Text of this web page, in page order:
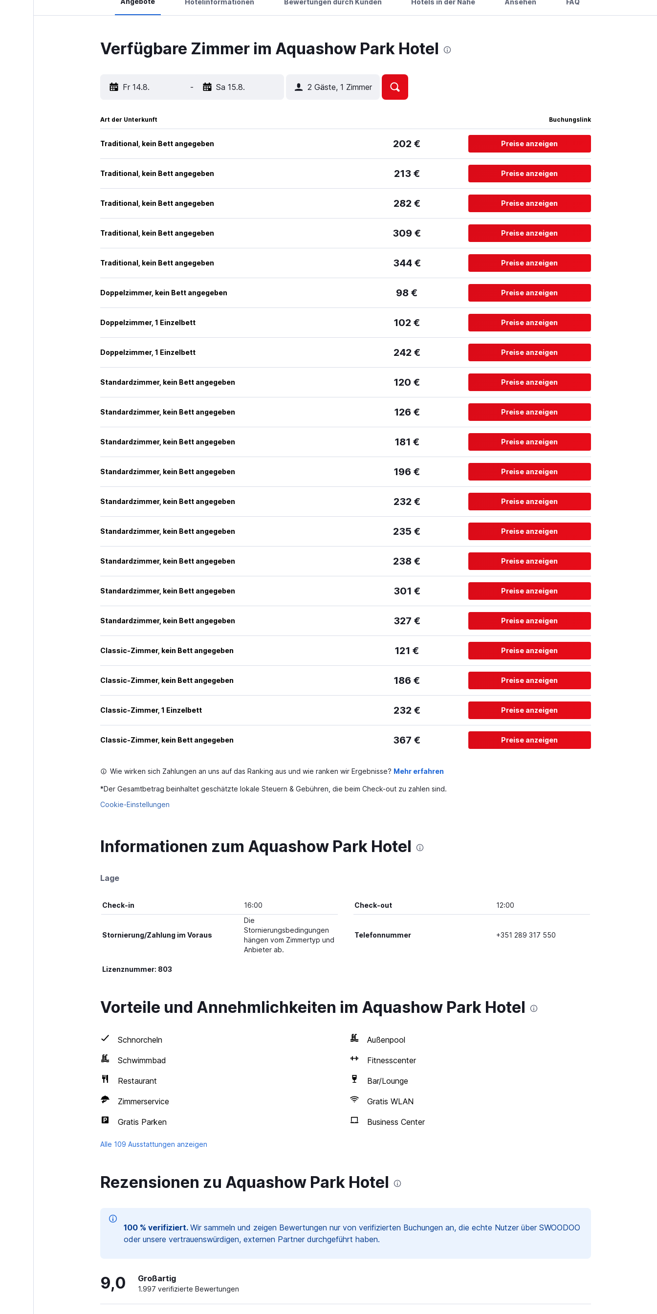
Verfügbare Zimmer im Aquashow Park Hotel
Fr 14.8. - Sa 15.8. 2 Gäste, 1 Zimmer
Art der Unterkunft Buchungslink
Traditional, kein Bett angegeben 202 € Preise anzeigen
Traditional, kein Bett angegeben 213 € Preise anzeigen
Traditional, kein Bett angegeben 282 € Preise anzeigen
Traditional, kein Bett angegeben 309 € Preise anzeigen
Traditional, kein Bett angegeben 344 € Preise anzeigen
Doppelzimmer, kein Bett angegeben 98 € Preise anzeigen
Doppelzimmer, 1 Einzelbett 102 € Preise anzeigen
Doppelzimmer, 1 Einzelbett 242 € Preise anzeigen
Standardzimmer, kein Bett angegeben 120 € Preise anzeigen
Standardzimmer, kein Bett angegeben 126 € Preise anzeigen
Standardzimmer, kein Bett angegeben 181 € Preise anzeigen
Standardzimmer, kein Bett angegeben 196 € Preise anzeigen
Standardzimmer, kein Bett angegeben 232 € Preise anzeigen
Standardzimmer, kein Bett angegeben 235 € Preise anzeigen
Standardzimmer, kein Bett angegeben 238 € Preise anzeigen
Standardzimmer, kein Bett angegeben 301 € Preise anzeigen
Standardzimmer, kein Bett angegeben 327 € Preise anzeigen
Classic-Zimmer, kein Bett angegeben 121 € Preise anzeigen
Classic-Zimmer, kein Bett angegeben 186 € Preise anzeigen
Classic-Zimmer, 1 Einzelbett 232 € Preise anzeigen
Classic-Zimmer, kein Bett angegeben 367 € Preise anzeigen
Wie wirken sich Zahlungen an uns auf das Ranking aus und wie ranken wir Ergebnisse? Mehr erfahren
*Der Gesamtbetrag beinhaltet geschätzte lokale Steuern & Gebühren, die beim Check-out zu zahlen sind.
Cookie-Einstellungen
Informationen zum Aquashow Park Hotel
Lage
Check-in 16:00 Check-out 12:00
Stornierung/Zahlung im Voraus
Die
Stornierungsbedingungen
hängen vom Zimmertyp und
Anbieter ab.
Telefonnummer +351 289 317 550
Lizenznummer: 803
Vorteile und Annehmlichkeiten im Aquashow Park Hotel
Schnorcheln Außenpool
Schwimmbad Fitnesscenter
Restaurant Bar/Lounge
Zimmerservice Gratis WLAN
Gratis Parken Business Center
Alle 109 Ausstattungen anzeigen
Rezensionen zu Aquashow Park Hotel
100 % verifiziert. Wir sammeln und zeigen Bewertungen nur von verifizierten Buchungen an, die echte Nutzer über SWOODOO
oder unsere vertrauenswürdigen, externen Partner durchgeführt haben.
9,0 Großartig
1.997 verifizierte Bewertungen